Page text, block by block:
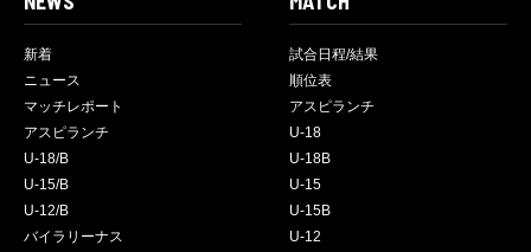
新着
ニュース
マッチレポート
アスピランチ
U-18/B
U-15/B
U-12/B
バイラリーナス
試合日程/結果
順位表
アスピランチ
U-18
U-18B
U-15
U-15B
U-12